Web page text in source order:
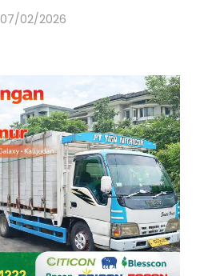
Posted
07/02/2026